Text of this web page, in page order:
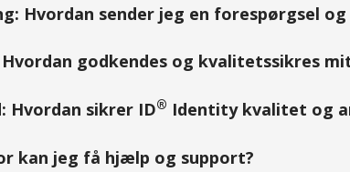
Hvordan sender jeg en forespørgsel
godkendes og kvalitetssikres
Hvordan sikrer ID® Identity kvalitet og
kan jeg få hjælp og support?